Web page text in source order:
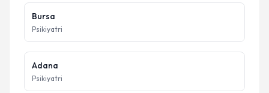
Bursa
Psikiyatri
Adana
Psikiyatri